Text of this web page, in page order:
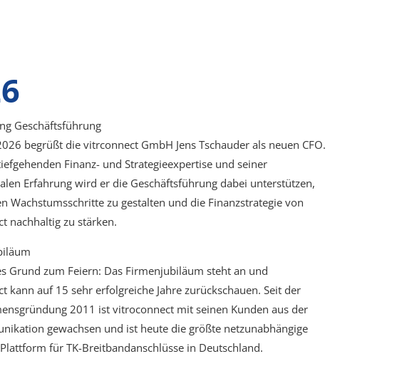
Geschäftsführung
begrüßt die vitrconnect GmbH Jens Tschauder als neuen CFO.
Finanz- und Strategieexpertise und seiner
Erfahrung wird er die Geschäftsführung dabei unterstützen,
Wachstumsschritte zu gestalten und die Finanzstrategie von
nachhaltig zu stärken.
Grund zum Feiern: Das Firmenjubiläum steht an und
kann auf 15 sehr erfolgreiche Jahre zurückschauen. Seit der
2011 ist vitroconnect mit seinen Kunden aus der
gewachsen und ist heute die größte netzunabhängige
für TK-Breitbandanschlüsse in Deutschland.